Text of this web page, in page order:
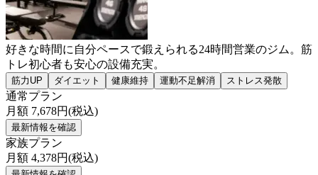
好きな時間に自分ペースで鍛えられる24時間営業のジム。筋
トレ初心者も安心の設備充実。
筋力UP ダイエット 健康維持 運動不足解消 ストレス発散
通常プラン
月額 7,678円(税込)
最新情報を確認
家族プラン
月額 4,378円(税込)